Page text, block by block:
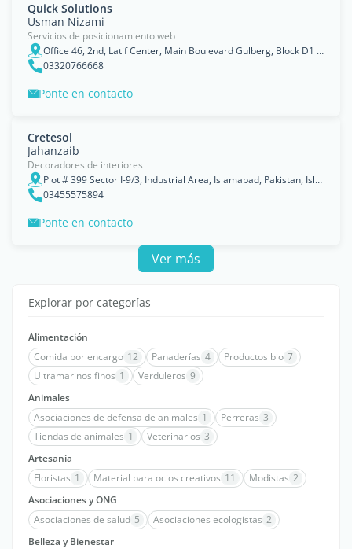
Quick Solutions
Usman Nizami
Servicios de posicionamiento web
Office 46, 2nd, Latif Center, Main Boulevard Gulberg, Block D1 Gulberg III, Lahore, Punjab 54600, Pakistan
03320766668
Ponte en contacto
Cretesol
Jahanzaib
Decoradores de interiores
Plot # 399 Sector I-9/3, Industrial Area, Islamabad, Pakistan, Islāmābād
03455575894
Ponte en contacto
Ver más
Explorar por categorías
Alimentación
Comida por encargo 12 Panaderías 4 Productos bio 7
Ultramarinos finos 1 Verduleros 9
Animales
Asociaciones de defensa de animales 1 Perreras 3
Tiendas de animales 1 Veterinarios 3
Artesanía
Floristas 1 Material para ocios creativos 11 Modistas 2
Asociaciones y ONG
Asociaciones de salud 5 Asociaciones ecologistas 2
Belleza y Bienestar